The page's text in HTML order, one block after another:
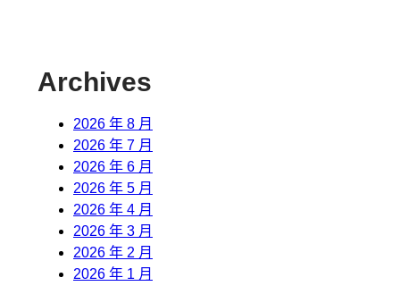
Archives
2026 年 8 月
2026 年 7 月
2026 年 6 月
2026 年 5 月
2026 年 4 月
2026 年 3 月
2026 年 2 月
2026 年 1 月